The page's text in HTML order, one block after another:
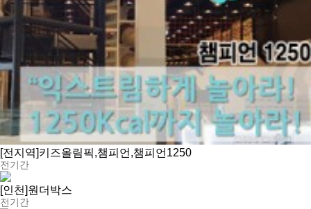
[전지역]키즈올림픽,챔피언,챔피언1250
전기간
[인천]원더박스
전기간